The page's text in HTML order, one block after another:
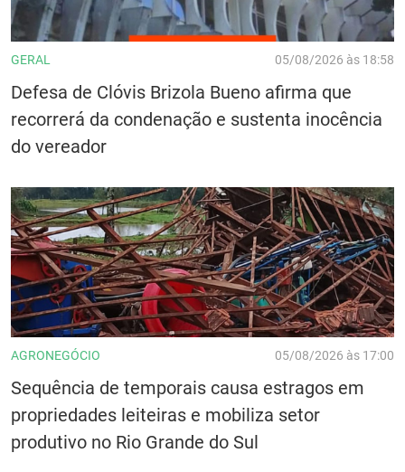
GERAL 05/08/2026 às 18:58
Defesa de Clóvis Brizola Bueno afirma que
recorrerá da condenação e sustenta inocência
do vereador
AGRONEGÓCIO 05/08/2026 às 17:00
Sequência de temporais causa estragos em
propriedades leiteiras e mobiliza setor
produtivo no Rio Grande do Sul